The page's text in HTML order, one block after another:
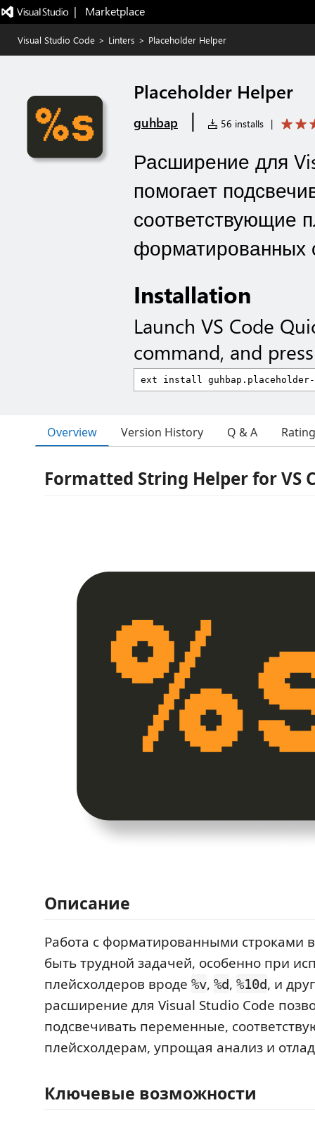
|   Marketplace
Visual Studio Code > Linters > Placeholder Helper
Placeholder Helper
guhbap | 56 installs |
Расширение для
помогает
соответствующие
форматированных
Installation
Launch VS Code
command, and
Overview Version History Q & A
Formatted String Helper for VS
Описание
Работа с форматированными строками
быть трудной задачей, особенно при
плейсхолдеров вроде %v, %d, %10d, и
расширение для Visual Studio Code
подсвечивать переменные,
плейсхолдерам, упрощая анализ и
Ключевые возможности